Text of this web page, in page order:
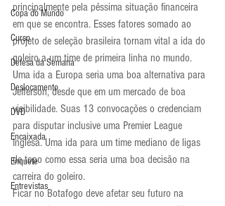
Copa do Mundo
Curso
Defesa da Semana
Deslocamento
DVD
Encaixada
Enquete
Entrevistas
principalmente pela péssima situação financeira
em que se encontra. Esses fatores somado ao
projeto de seleção brasileira tornam vital a ida do
goleiro a um time de primeira linha no mundo.
Uma ida a Europa seria uma boa alternativa para
Jefferson, desde que em um mercado de boa
visibilidade. Suas 13 convocações o credenciam
para disputar inclusive uma Premier League
Inglesa. Uma ida para um time mediano de ligas
de topo como essa seria uma boa decisão na
carreira do goleiro.
Ficar no Botafogo deve afetar seu futuro na